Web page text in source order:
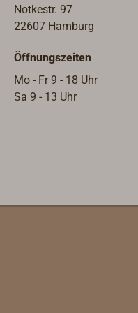
Notkestr. 97
22607 Hamburg
Öffnungszeiten
Mo - Fr 9 - 18 Uhr
Sa 9 - 13 Uhr